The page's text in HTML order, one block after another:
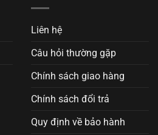
Liên hệ
Câu hỏi thường gặp
Chính sách giao hàng
Chính sách đổi trả
Quy định về bảo hành